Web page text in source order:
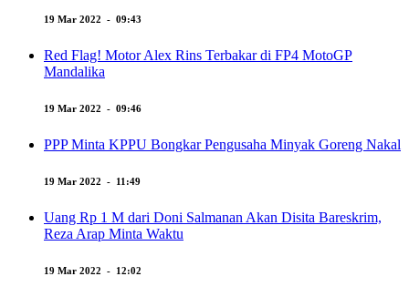
19 Mar 2022 - 09:43
Red Flag! Motor Alex Rins Terbakar di FP4 MotoGP
Mandalika
19 Mar 2022 - 09:46
PPP Minta KPPU Bongkar Pengusaha Minyak Goreng Nakal
19 Mar 2022 - 11:49
Uang Rp 1 M dari Doni Salmanan Akan Disita Bareskrim,
Reza Arap Minta Waktu
19 Mar 2022 - 12:02